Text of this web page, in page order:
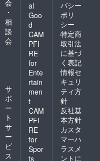
会
・
相
談
会
サ
ポ
ー
ト
サ
ー
ビ
ス
al
Goo
d
CAM
PFI
RE
for
Ente
rtain
men
t
CAM
PFI
RE
for
Spor
ts
バシー
ポリ
シー
特定商
取引法
に基づ
く表記
情報セ
キュリ
ティ方
針
反社基
本方針
カスタ
マーハ
ラスメ
ントに